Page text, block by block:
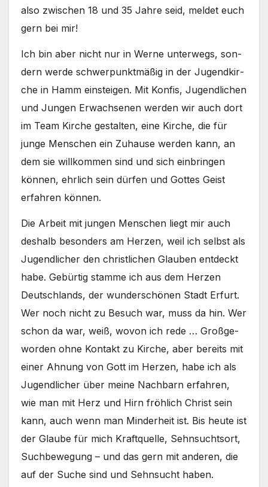
also zwi­schen 18 und 35 Jah­re seid, mel­det euch
gern bei mir!
Ich bin aber nicht nur in Wer­ne unter­wegs, son­
dern wer­de schwer­punkt­mä­ßig in der Jugend­kir­
che in Hamm ein­stei­gen. Mit Kon­fis, Jugend­li­chen
und Jun­gen Erwach­se­nen wer­den wir auch dort
im Team Kir­che gestal­ten, eine Kir­che, die für
jun­ge Men­schen ein Zuhau­se wer­den kann, an
dem sie will­kom­men sind und sich ein­brin­gen
kön­nen, ehr­lich sein dür­fen und Got­tes Geist
erfah­ren kön­nen.
Die Arbeit mit jun­gen Men­schen liegt mir auch
des­halb beson­ders am Her­zen, weil ich selbst als
Jugend­li­cher den christ­li­chen Glau­ben ent­deckt
habe. Gebür­tig stam­me ich aus dem Her­zen
Deutsch­lands, der wun­der­schö­nen Stadt Erfurt.
Wer noch nicht zu Besuch war, muss da hin. Wer
schon da war, weiß, wovon ich rede … Groß­ge­
wor­den ohne Kon­takt zu Kir­che, aber bereits mit
einer Ahnung von Gott im Her­zen, habe ich als
Jugend­li­cher über mei­ne Nach­barn erfah­ren,
wie man mit Herz und Hirn fröh­lich Christ sein
kann, auch wenn man Min­der­heit ist. Bis heu­te ist
der Glau­be für mich Kraft­quel­le, Sehn­suchts­ort,
Such­be­we­gung – und das gern mit ande­ren, die
auf der Suche sind und Sehn­sucht haben.